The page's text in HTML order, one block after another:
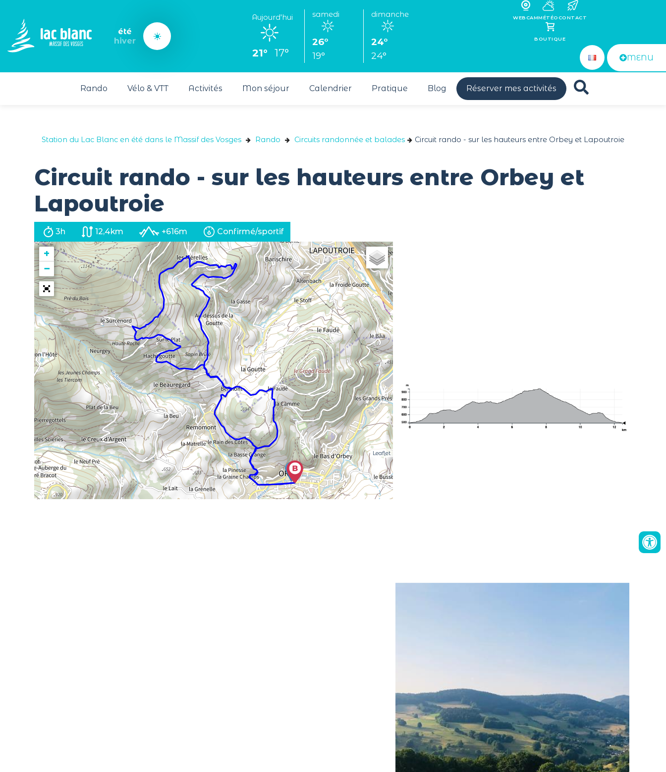
été
hiver
Aujourd'hui
21° 17°
samedi
26°
19°
dimanche
24°
24°
WEBCAMMÉTÉOCONTACT
BOUTIQUE
MENU
Rando Vélo & VTT Activités Mon séjour Calendrier Pratique Blog Réserver mes activités
Station du Lac Blanc en été dans le Massif des Vosges Rando Circuits randonnée et balades Circuit rando - sur les hauteurs entre Orbey et Lapoutroie
Circuit rando - sur les hauteurs entre Orbey et
Lapoutroie
3h 12,4km +616m Confirmé/sportif
+
−
Leaflet